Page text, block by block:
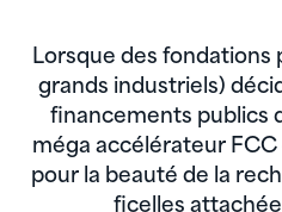
Lorsque des fondations
grands industriels)
financements publics
méga accélérateur FCC
pour la beauté de la
ficelles